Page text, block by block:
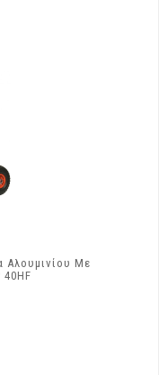
Αλουμινίου Με
40HF